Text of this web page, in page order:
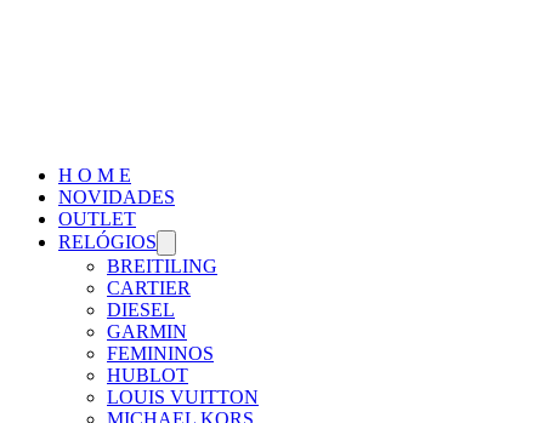
H O M E
NOVIDADES
OUTLET
RELÓGIOS
BREITILING
CARTIER
DIESEL
GARMIN
FEMININOS
HUBLOT
LOUIS VUITTON
MICHAEL KORS